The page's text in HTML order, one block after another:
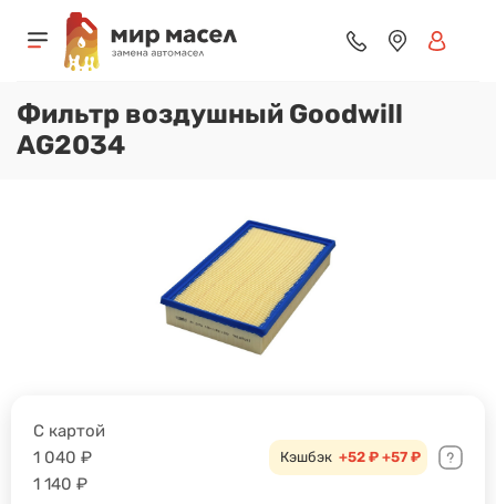
Фильтр воздушный Goodwill
AG2034
С картой
1 040 ₽
1 140 ₽
Кэшбэк +52 ₽ +57 ₽